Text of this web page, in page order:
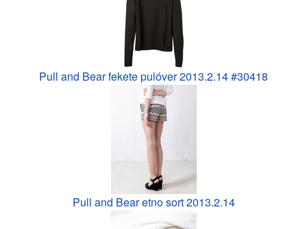
Pull and Bear fekete pulóver 2013.2.14 #30418
Pull and Bear etno sort 2013.2.14